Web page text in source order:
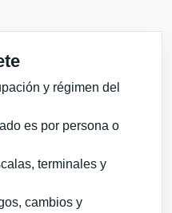
y régimen del
es por persona o
terminales y
cambios y